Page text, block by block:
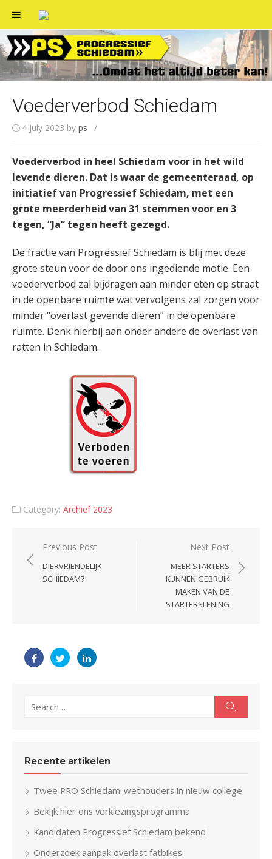
Skip
to
content
Voederverbod Schiedam
4 July 2023 by ps /
Voederverbod in heel Schiedam voor in het wild
levende dieren. Dat is waar de gemeenteraad, op
initiatief van Progressief Schiedam, met een
grote meerderheid van 31 stemmen voor en 3
tegen, “Ja” tegen heeft gezegd.
De fractie van Progressief Schiedam is blij met deze
grote steun voor de door ons ingediende motie. Een
voederverbod zal bijdragen aan minder eten op straat
in de openbare ruimte wat vervolgens zal zorgen voor
minder “overlast gevende dieren” in de openbare
ruimte. Denk hierbij aan onder andere de overlast van
ratten in Schiedam.
Category: Archief 2023
Post
navigation
Previous Post
DIERVRIENDELIJK
SCHIEDAM?
Next Post
MEER STARTERS
KUNNEN GEBRUIK
MAKEN VAN DE
STARTERSLENING
for:
Recente artikelen
Twee PRO Schiedam-wethouders in nieuw college
Bekijk hier ons verkiezingsprogramma
Kandidaten Progressief Schiedam bekend
Onderzoek aanpak overlast fatbikes